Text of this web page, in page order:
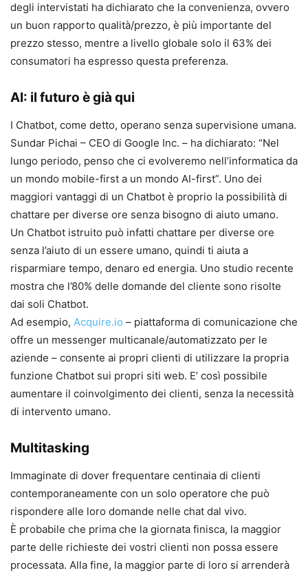
degli intervistati ha dichiarato che la convenienza, ovvero
un buon rapporto qualità/prezzo, è più importante del
prezzo stesso, mentre a livello globale solo il 63% dei
consumatori ha espresso questa preferenza.
AI: il futuro è già qui
I Chatbot, come detto, operano senza supervisione umana.
Sundar Pichai – CEO di Google Inc. – ha dichiarato: “Nel
lungo periodo, penso che ci evolveremo nell’informatica da
un mondo mobile-first a un mondo AI-first”. Uno dei
maggiori vantaggi di un Chatbot è proprio la possibilità di
chattare per diverse ore senza bisogno di aiuto umano.
Un Chatbot istruito può infatti chattare per diverse ore
senza l’aiuto di un essere umano, quindi ti aiuta a
risparmiare tempo, denaro ed energia. Uno studio recente
mostra che l’80% delle domande del cliente sono risolte
dai soli Chatbot.
Ad esempio, Acquire.io – piattaforma di comunicazione che
offre un messenger multicanale/automatizzato per le
aziende – consente ai propri clienti di utilizzare la propria
funzione Chatbot sui propri siti web. E’ così possibile
aumentare il coinvolgimento dei clienti, senza la necessità
di intervento umano.
Multitasking
Immaginate di dover frequentare centinaia di clienti
contemporaneamente con un solo operatore che può
rispondere alle loro domande nelle chat dal vivo.
È probabile che prima che la giornata finisca, la maggior
parte delle richieste dei vostri clienti non possa essere
processata. Alla fine, la maggior parte di loro si arrenderà